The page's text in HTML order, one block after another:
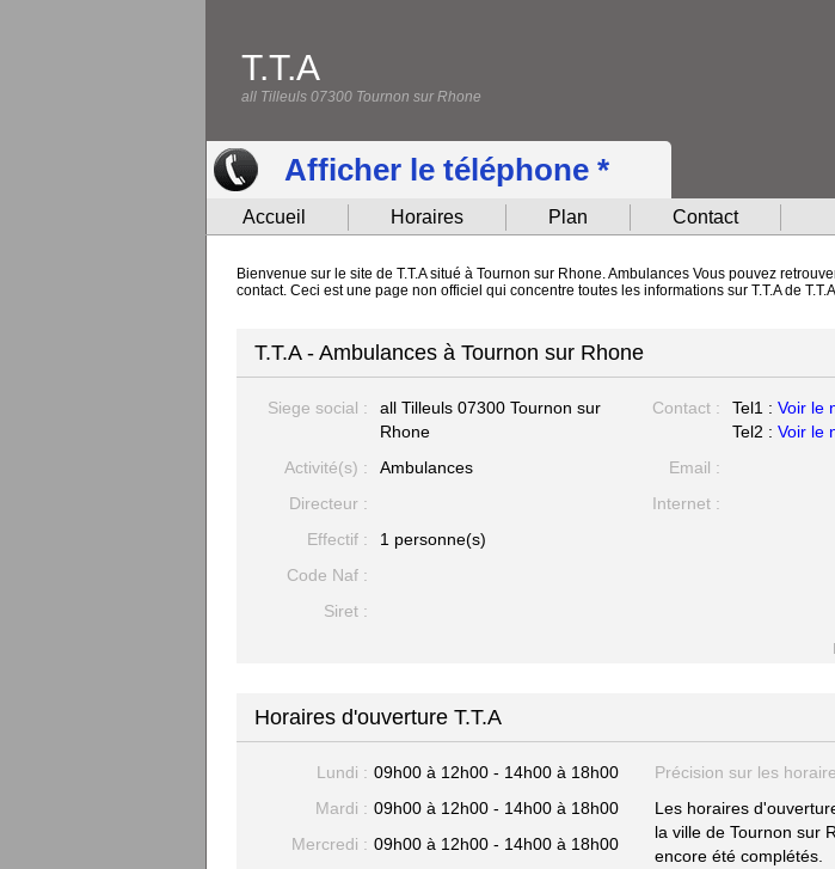
T.T.A
all Tilleuls 07300 Tournon sur Rhone
Afficher le téléphone *
Accueil Horaires Plan Contact
Bienvenue sur le site de T.T.A situé à Tournon sur Rhone. Ambulances Vous pouvez
contact. Ceci est une page non officiel qui concentre toutes les informations sur T.T.A de T.T.A
T.T.A - Ambulances à Tournon sur Rhone
Siege social : all Tilleuls 07300 Tournon sur
Rhone
Activité(s) :
Ambulances
Directeur :
Effectif :
1 personne(s)
Code Naf :
Siret :
Contact : Tel1 : Voir le
Tel2 : Voir le
Email :
Internet :
Horaires d'ouverture T.T.A
Lundi : 09h00 à 12h00 - 14h00 à 18h00
Mardi : 09h00 à 12h00 - 14h00 à 18h00
Mercredi : 09h00 à 12h00 - 14h00 à 18h00
Précision sur les
Les horaires
la ville de Tournon sur
encore été complétés.